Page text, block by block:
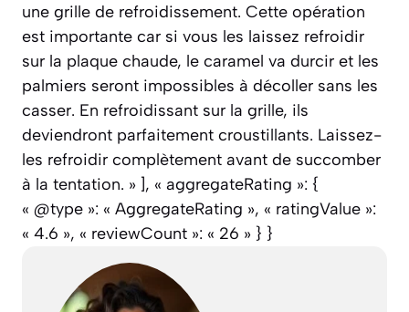
une grille de refroidissement. Cette opération
est importante car si vous les laissez refroidir
sur la plaque chaude, le caramel va durcir et les
palmiers seront impossibles à décoller sans les
casser. En refroidissant sur la grille, ils
deviendront parfaitement croustillants. Laissez-
les refroidir complètement avant de succomber
à la tentation. » ], « aggregateRating »: {
« @type »: « AggregateRating », « ratingValue »:
« 4.6 », « reviewCount »: « 26 » } }